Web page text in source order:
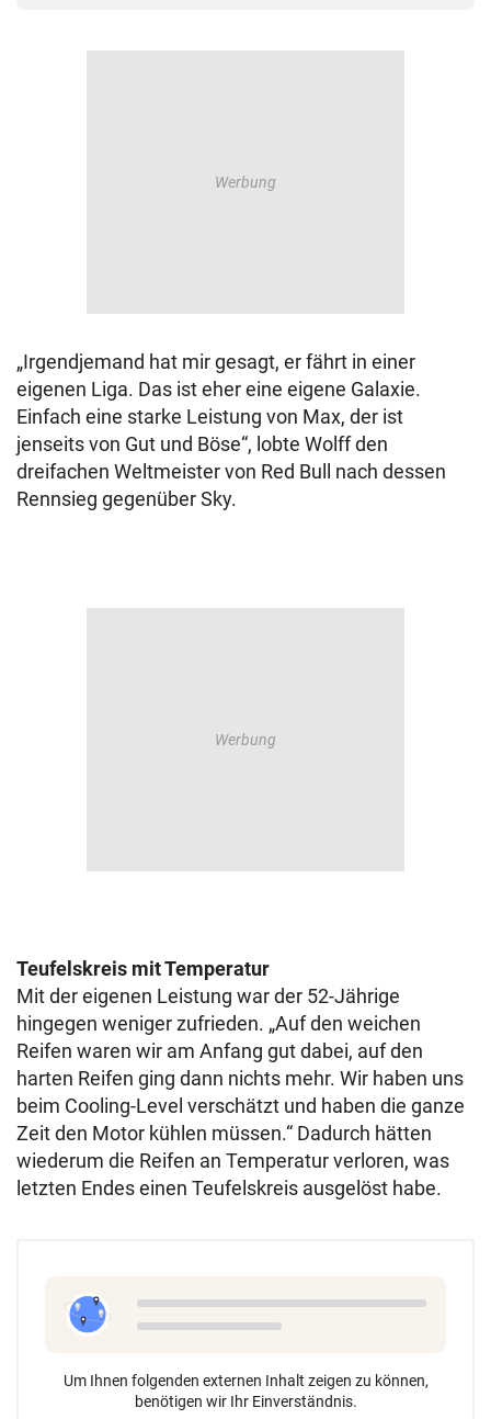
„Irgendjemand hat mir gesagt, er fährt in einer
eigenen Liga. Das ist eher eine eigene Galaxie.
Einfach eine starke Leistung von Max, der ist
jenseits von Gut und Böse“, lobte Wolff den
dreifachen Weltmeister von Red Bull nach dessen
Rennsieg gegenüber Sky.
Teufelskreis mit Temperatur
Mit der eigenen Leistung war der 52-Jährige
hingegen weniger zufrieden. „Auf den weichen
Reifen waren wir am Anfang gut dabei, auf den
harten Reifen ging dann nichts mehr. Wir haben uns
beim Cooling-Level verschätzt und haben die ganze
Zeit den Motor kühlen müssen.“ Dadurch hätten
wiederum die Reifen an Temperatur verloren, was
letzten Endes einen Teufelskreis ausgelöst habe.
Um Ihnen folgenden externen Inhalt zeigen zu können,
benötigen wir Ihr Einverständnis.